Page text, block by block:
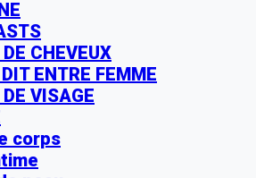
CHEVEUX
ENTRE FEMME
VISAGE
corps